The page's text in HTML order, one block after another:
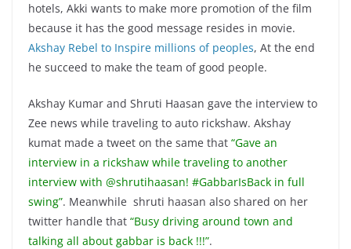
hotels, Akki wants to make more promotion of the film
because it has the good message resides in movie.
Akshay Rebel to Inspire millions of peoples, At the end
he succeed to make the team of good people.
Akshay Kumar and Shruti Haasan gave the interview to
Zee news while traveling to auto rickshaw. Akshay
kumat made a tweet on the same that “Gave an
interview in a rickshaw while traveling to another
interview with @shrutihaasan! #GabbarIsBack in full
swing”. Meanwhile shruti haasan also shared on her
twitter handle that “Busy driving around town and
talking all about gabbar is back !!!”.